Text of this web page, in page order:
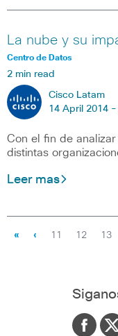
La nube y su
Centro de Datos
2 min read
Cisco Latam
14 April 2014 -
Con el fin de
distintas
Leer mas
« ‹ 11 12 13